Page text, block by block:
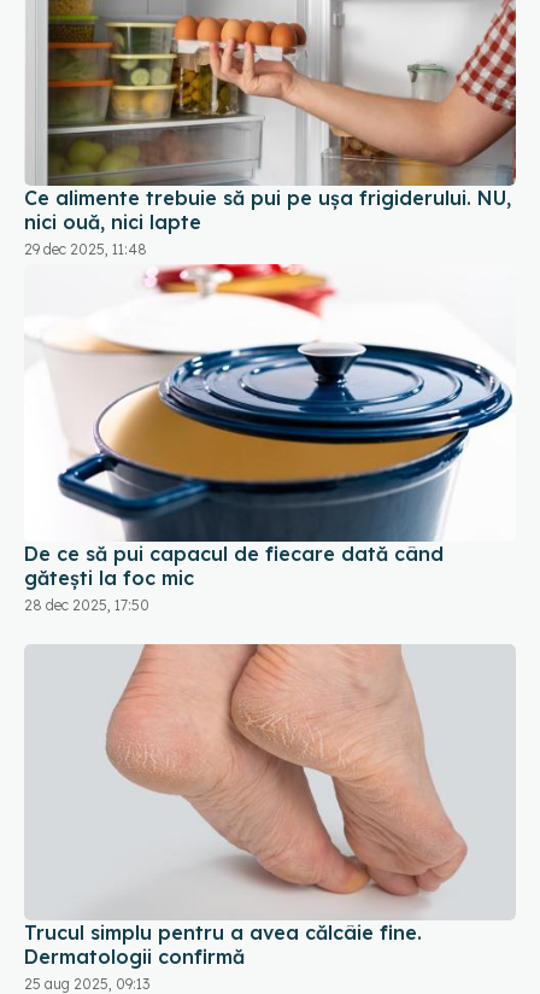
Ce alimente trebuie să pui pe ușa frigiderului. NU,
nici ouă, nici lapte
29 dec 2025, 11:48
De ce să pui capacul de fiecare dată când
gătești la foc mic
28 dec 2025, 17:50
Trucul simplu pentru a avea călcâie fine.
Dermatologii confirmă